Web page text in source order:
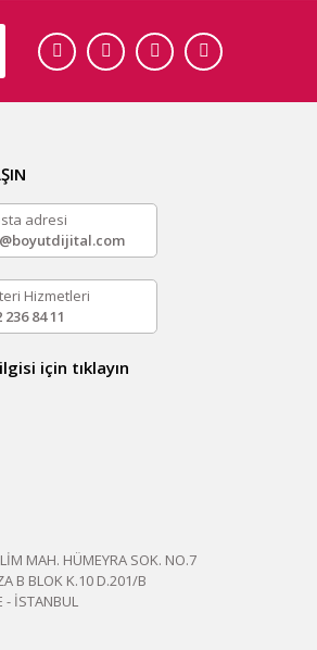
adresi
Hizmetleri
236 84 11
için tıklayın
MAH. HÜMEYRA SOK. NO.7
B BLOK K.10 D.201/B
- İSTANBUL